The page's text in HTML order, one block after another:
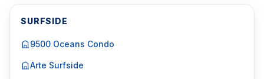
SURFSIDE
9500 Oceans Condo
Arte Surfside